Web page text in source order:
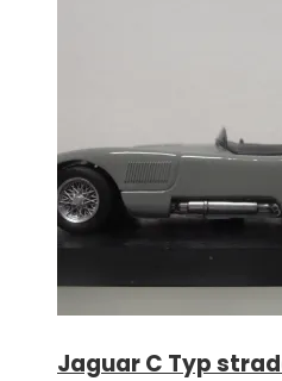
Jaguar C Typ